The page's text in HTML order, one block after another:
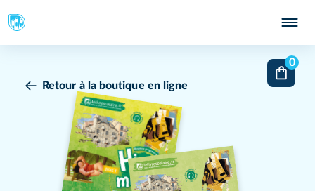
Retour à la boutique en ligne
0